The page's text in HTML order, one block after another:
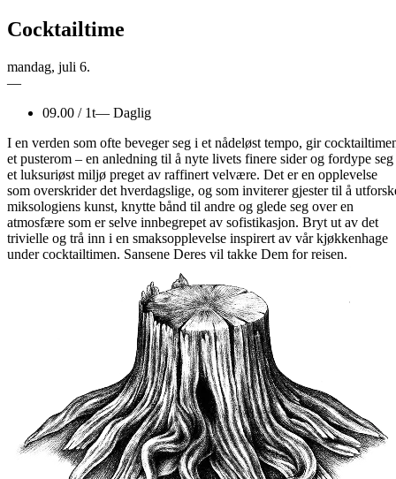
Cocktailtime
mandag, juli 6.
—
09.00 / 1t— Daglig
I en verden som ofte beveger seg i et nådeløst tempo, gir
et pusterom – en anledning til å nyte livets finere sider og fordype
et luksuriøst miljø preget av raffinert velvære. Det er en opplevelse
som overskrider det hverdagslige, og som inviterer gjester til å
miksologiens kunst, knytte bånd til andre og glede seg over en
atmosfære som er selve innbegrepet av sofistikasjon. Bryt ut av det
trivielle og trå inn i en smaksopplevelse inspirert av vår kjøkkenhage
under cocktailtimen. Sansene Deres vil takke Dem for reisen.